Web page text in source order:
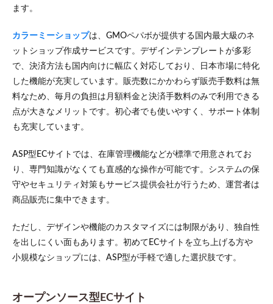
ます。
カラーミーショップは、GMOペパボが提供する国内最大級のネ
ットショップ作成サービスです。デザインテンプレートが多彩
で、決済方法も国内向けに幅広く対応しており、日本市場に特化
した機能が充実しています。販売数にかかわらず販売手数料は無
料なため、毎月の負担は月額料金と決済手数料のみで利用できる
点が大きなメリットです。初心者でも使いやすく、サポート体制
も充実しています。
ASP型ECサイトでは、在庫管理機能などが標準で用意されてお
り、専門知識がなくても直感的な操作が可能です。システムの保
守やセキュリティ対策もサービス提供会社が行うため、運営者は
商品販売に集中できます。
ただし、デザインや機能のカスタマイズには制限があり、独自性
を出しにくい面もあります。初めてECサイトを立ち上げる方や
小規模なショップには、ASP型が手軽で適した選択肢です。
オープンソース型ECサイト